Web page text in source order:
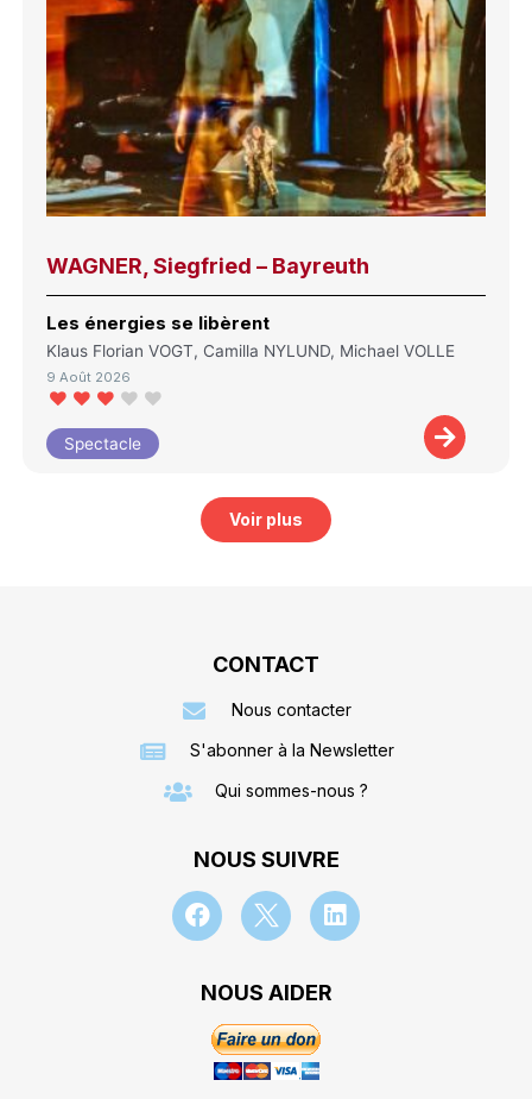
WAGNER, Siegfried – Bayreuth
Les énergies se libèrent
Klaus Florian VOGT, Camilla NYLUND, Michael VOLLE
9 Août 2026
Spectacle
Voir plus
CONTACT
Nous contacter
S'abonner à la Newsletter
Qui sommes-nous ?
NOUS SUIVRE
NOUS AIDER